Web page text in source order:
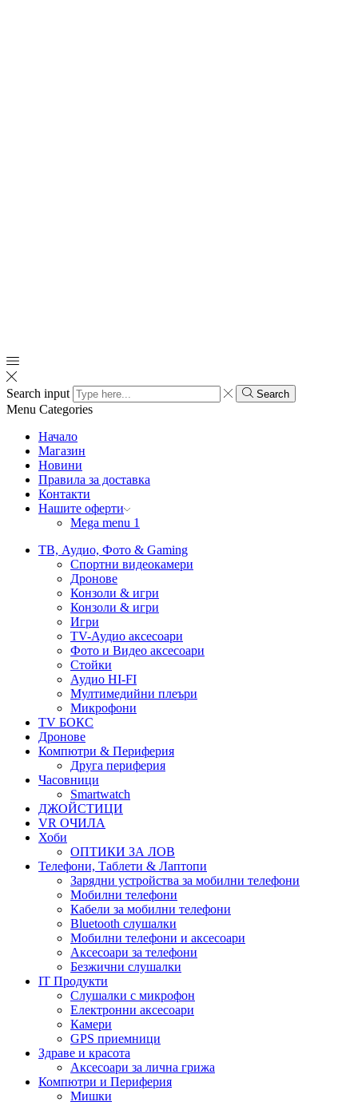
Search input Search
Menu Categories
Начало
Магазин
Новини
Правила за доставка
Контакти
Нашите оферти
Mega menu 1
ТВ, Аудио, Фото & Gaming
Спортни видеокамери
Дронове
Конзоли & игри
Конзоли & игри
Игри
TV-Аудио аксесоари
Фото и Видео аксесоари
Стойки
Аудио HI-FI
Мултимедийни плеъри
Микрофони
TV БОКС
Дронове
Компютри & Периферия
Друга периферия
Часовници
Smartwatch
ДЖОЙСТИЦИ
VR ОЧИЛА
Хоби
ОПТИКИ ЗА ЛОВ
Телефони, Таблети & Лаптопи
Зарядни устройства за мобилни телефони
Мобилни телефони
Кабели за мобилни телефони
Bluetooth слушалки
Мобилни телефони и аксесоари
Аксесоари за телефони
Безжични слушалки
IT Продукти
Слушалки с микрофон
Електронни аксесоари
Камери
GPS приемници
Здраве и красота
Аксесоари за лична грижа
Компютри и Периферия
Мишки